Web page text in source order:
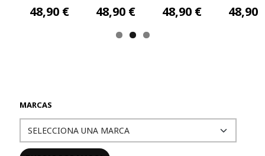
MARCAS
48,90 € 48,90 € 48,90 € 48,90